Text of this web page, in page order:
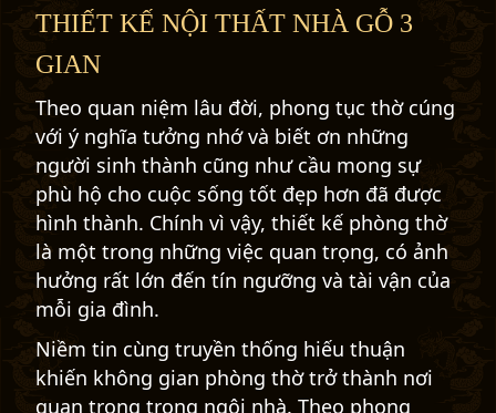
THIẾT KẾ NỘI THẤT NHÀ GỖ 3
GIAN
Theo quan niệm lâu đời, phong tục thờ cúng
với ý nghĩa tưởng nhớ và biết ơn những
người sinh thành cũng như cầu mong sự
phù hộ cho cuộc sống tốt đẹp hơn đã được
hình thành. Chính vì vậy, thiết kế phòng thờ
là một trong những việc quan trọng, có ảnh
hưởng rất lớn đến tín ngưỡng và tài vận của
mỗi gia đình.
Niềm tin cùng truyền thống hiếu thuận
khiến không gian phòng thờ trở thành nơi
quan trọng trong ngôi nhà. Theo phong